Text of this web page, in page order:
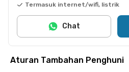
Termasuk internet/wifi, listrik
Chat
Aturan Tambahan Penghuni